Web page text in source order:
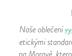
Naše oblečení
etickými